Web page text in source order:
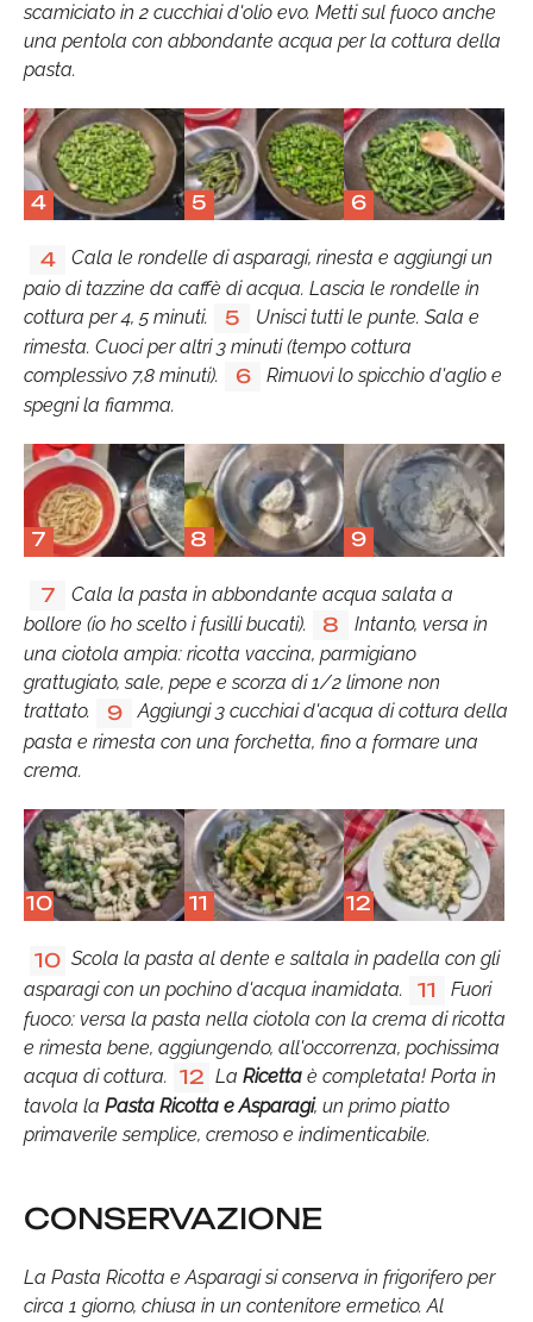
scamiciato in 2 cucchiai d'olio evo. Metti sul fuoco anche
una pentola con abbondante acqua per la cottura della
pasta.
4 5 6
4
Cala le rondelle di asparagi, rinesta e aggiungi un
paio di tazzine da caffè di acqua. Lascia le rondelle in
cottura per 4, 5 minuti.
5
Unisci tutti le punte. Sala e
rimesta. Cuoci per altri 3 minuti (tempo cottura
complessivo 7,8 minuti).
6
Rimuovi lo spicchio d'aglio e
spegni la fiamma.
7 8 9
7
Cala la pasta in abbondante acqua salata a
bollore (io ho scelto i fusilli bucati).
8
Intanto, versa in
una ciotola ampia: ricotta vaccina, parmigiano
grattugiato, sale, pepe e scorza di 1/2 limone non
trattato.
9
Aggiungi 3 cucchiai d'acqua di cottura della
pasta e rimesta con una forchetta, fino a formare una
crema.
10 11 12
10 Scola la pasta al dente e saltala in padella con gli
asparagi con un pochino d'acqua inamidata.
11
Fuori
fuoco: versa la pasta nella ciotola con la crema di ricotta
e rimesta bene, aggiungendo, all'occorrenza, pochissima
acqua di cottura. 12 La Ricetta è completata! Porta in
tavola la Pasta Ricotta e Asparagi, un primo piatto
primaverile semplice, cremoso e indimenticabile.
CONSERVAZIONE
La Pasta Ricotta e Asparagi si conserva in frigorifero per
circa 1 giorno, chiusa in un contenitore ermetico. Al